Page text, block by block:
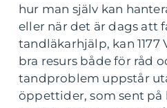
hur man själv kan
eller när det är dags att
tandläkarhjälp, kan 1177
bra resurs både för råd
tandproblem uppstår
öppettider, som sent på